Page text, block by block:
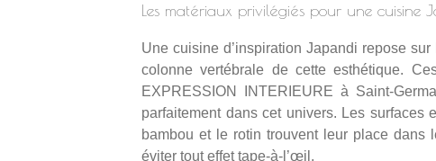
Les matériaux privilégiés pour une cuisine
Une cuisine d’inspiration Japandi repose
colonne vertébrale de cette esthétique.
EXPRESSION INTERIEURE à Saint-
parfaitement dans cet univers. Les
bambou et le rotin trouvent leur place dans
éviter tout effet tape-à-l’œil.